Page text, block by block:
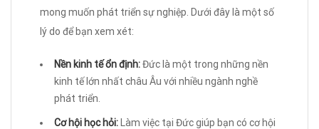
mong muốn phát triển sự nghiệp. Dưới đây là một số
lý do để bạn xem xét:
Nền kinh tế ổn định:Đức là một trong những nền
kinh tế lớn nhất châu Âu với nhiều ngành nghề
phát triển.
Cơ hội học hỏi: Làm việc tại Đức giúp bạn có cơ hội